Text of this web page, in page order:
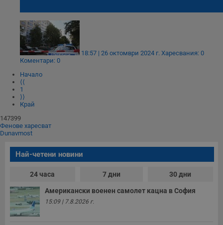
18:57 | 26 октомври 2024 г. Харесвания: 0
Коментари: 0
Начало
⟨⟨
1
⟩⟩
Край
147399
Фенове харесват
Dunavmost
Най-четени новини
24 часа 7 дни 30 дни
Американски военен самолет кацна в София
15:09 | 7.8.2026 г.